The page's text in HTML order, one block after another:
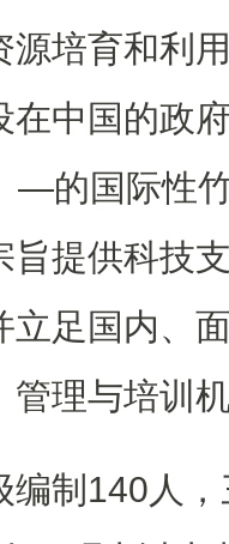
源培育和利
在中国的政
—的国际性
旨提供科技
立足国内、
管理与培训
编制140人